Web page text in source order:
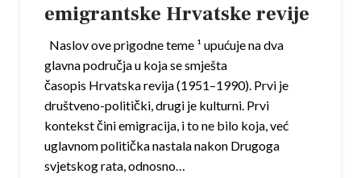
emigrantske Hrvatske revije
Naslov ove prigodne teme ¹ upućuje na dva
glavna područja u koja se smješta
časopis Hrvatska revija (1951–1990). Prvi je
društveno-politički, drugi je kulturni. Prvi
kontekst čini emigracija, i to ne bilo koja, već
uglavnom politička nastala nakon Drugoga
svjetskog rata, odnosno…